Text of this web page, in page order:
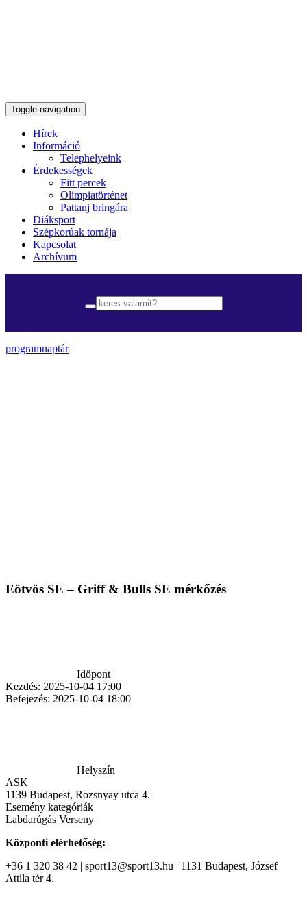
Toggle navigation
Hírek
Információ
Telephelyeink
Érdekességek
Fitt percek
Olimpiatörténet
Pattanj bringára
Diáksport
Szépkorúak tornája
Kapcsolat
Archívum
programnaptár
Eötvös SE – Griff & Bulls SE mérkőzés
Időpont
Kezdés: 2025-10-04 17:00
Befejezés: 2025-10-04 18:00
Helyszín
ASK
1139 Budapest, Rozsnyay utca 4.
Esemény kategóriák
Labdarúgás Verseny
Központi elérhetőség:
+36 1 320 38 42 | sport13@sport13.hu | 1131 Budapest, József
Attila tér 4.